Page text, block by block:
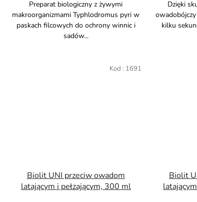
Preparat biologiczny z żywymi
makroorganizmami Typhlodromus pyri w
paskach filcowych do ochrony winnic i
sadów...
Dzięki
kilku
Biolit UNI przeciw owadom
latającym i pełzającym, 300 ml
Kod : 1691
Biolit